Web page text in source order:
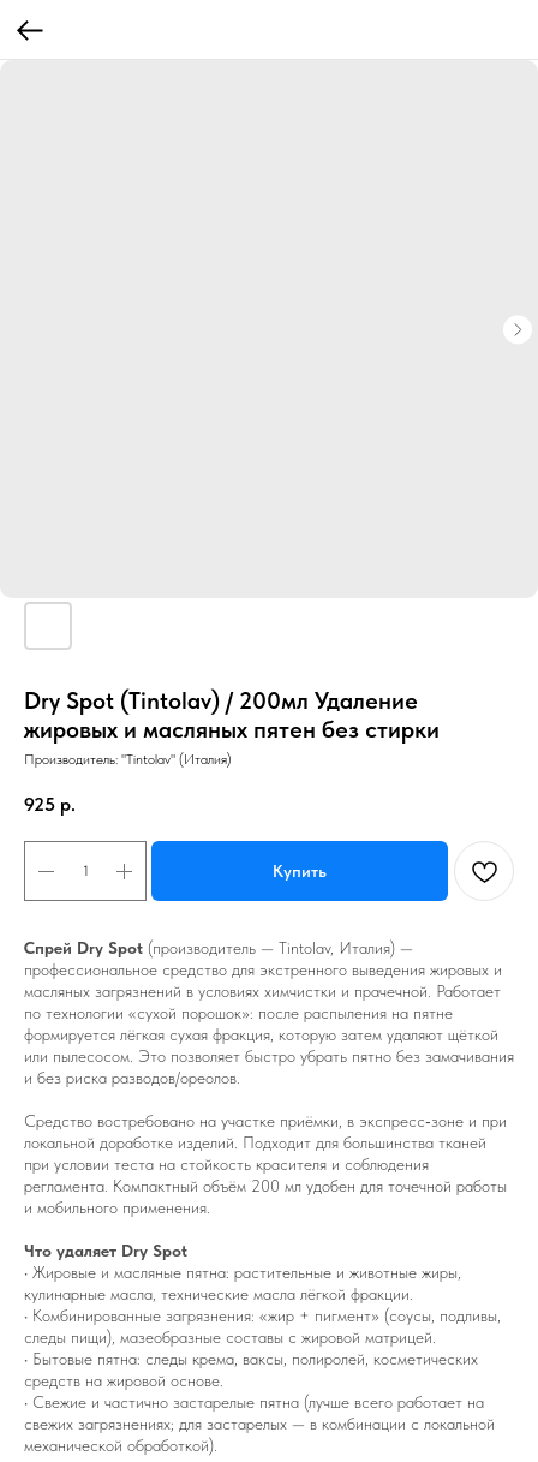
Dry Spot (Tintolav) / 200мл Удаление
жировых и масляных пятен без стирки
Производитель: "Tintolav" (Италия)
925 р.
Купить
Спрей Dry Spot (производитель — Tintolav, Италия) —
профессиональное средство для экстренного выведения жировых и
масляных загрязнений в условиях химчистки и прачечной. Работает
по технологии «сухой порошок»: после распыления на пятне
формируется лёгкая сухая фракция, которую затем удаляют щёткой
или пылесосом. Это позволяет быстро убрать пятно без замачивания
и без риска разводов/ореолов.
Средство востребовано на участке приёмки, в экспресс‑зоне и при
локальной доработке изделий. Подходит для большинства тканей
при условии теста на стойкость красителя и соблюдения
регламента. Компактный объём 200 мл удобен для точечной работы
и мобильного применения.
Что удаляет Dry Spot
• Жировые и масляные пятна: растительные и животные жиры,
кулинарные масла, технические масла лёгкой фракции.
• Комбинированные загрязнения: «жир + пигмент» (соусы, подливы,
следы пищи), мазеобразные составы с жировой матрицей.
• Бытовые пятна: следы крема, ваксы, полиролей, косметических
средств на жировой основе.
• Свежие и частично застарелые пятна (лучше всего работает на
свежих загрязнениях; для застарелых — в комбинации с локальной
механической обработкой).